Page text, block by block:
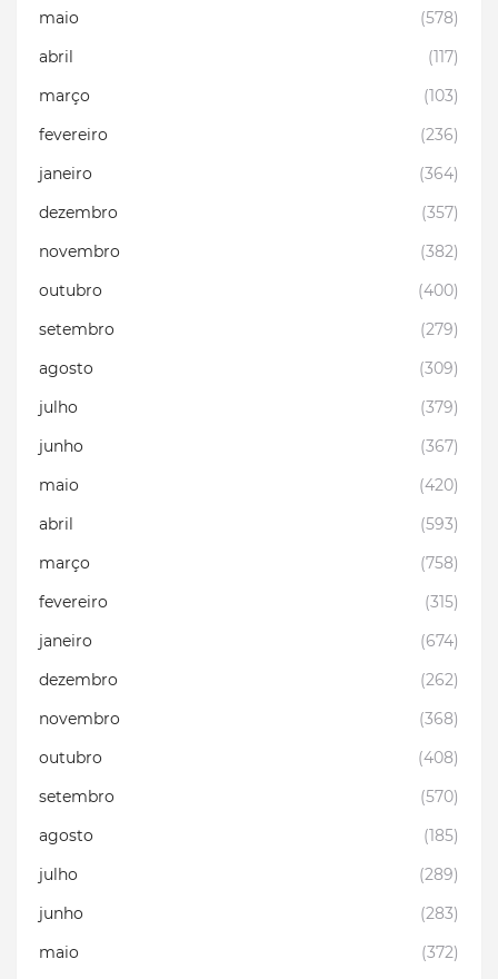
maio
(578)
abril
(117)
março
(103)
fevereiro
(236)
janeiro
(364)
dezembro
(357)
novembro
(382)
outubro
(400)
setembro
(279)
agosto
(309)
julho
(379)
junho
(367)
maio
(420)
abril
(593)
março
(758)
fevereiro
(315)
janeiro
(674)
dezembro
(262)
novembro
(368)
outubro
(408)
setembro
(570)
agosto
(185)
julho
(289)
junho
(283)
maio
(372)